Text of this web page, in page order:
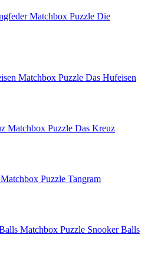
Matchbox Puzzle Die
Matchbox Puzzle Das Hufeisen
Matchbox Puzzle Das Kreuz
Matchbox Puzzle Tangram
Matchbox Puzzle Snooker Balls